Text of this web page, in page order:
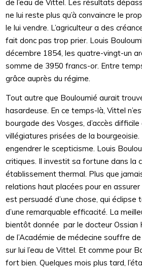
de l’eau de Vittel. Les résultats
ne lui reste plus qu’à convaincre le
le lui vendre. L’agriculteur a des
fait donc pas trop prier. Louis
décembre 1854, les quatre-vingt-un
somme de 3950 francs-or. Entre
grâce auprès du régime.
Tout autre que Bouloumié aurait
hasardeuse. En ce temps-là, Vittel
bourgade des Vosges, d’accès
villégiatures prisées de la
engendrer le scepticisme. Louis
critiques. Il investit sa fortune dans la
établissement thermal. Plus que
relations haut placées pour en
est persuadé d’une chose, qui éclipse
d’une remarquable efficacité. La
bientôt donnée par le docteur Ossian
de l’Académie de médecine souffre
sur lui l’eau de Vittel. Et comme pour
fort bien. Quelques mois plus tard,